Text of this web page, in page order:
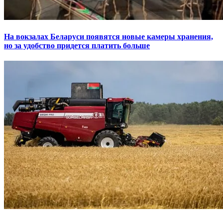
На вокзалах Беларуси появятся новые камеры хранения,
но за удобство придется платить больше